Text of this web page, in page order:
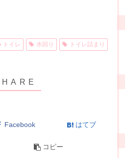
トイレ 水回り トイレ詰まり
Facebook はてブ
コピー